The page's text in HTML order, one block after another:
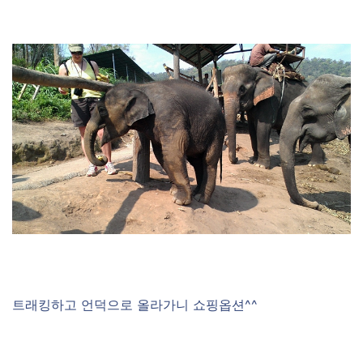
트래킹하고 언덕으로 올라가니 쇼핑옵션^^